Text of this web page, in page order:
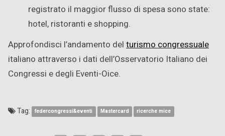
registrato il maggior flusso di spesa sono state:
hotel, ristoranti e shopping.
Approfondisci l’andamento del turismo congressuale
italiano attraverso i dati dell’Osservatorio Italiano dei
Congressi e degli Eventi-Oice.
Tag: federcongressi&eventi Mastercard ricerche mice